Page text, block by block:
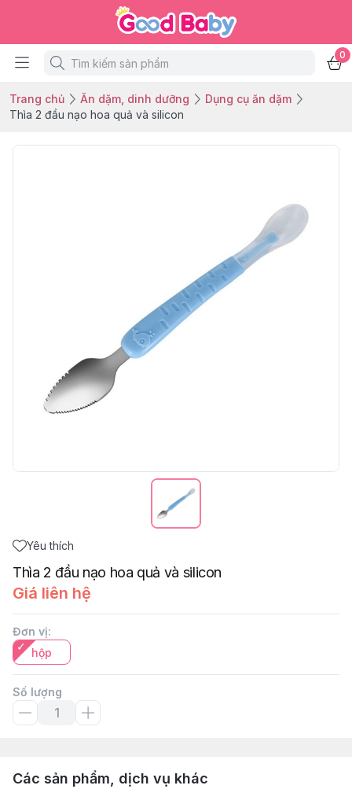
0
Trang chủ Ăn dặm, dinh dưỡng
Dụng cụ ăn dặm
Thìa 2 đầu nạo hoa quả và silicon
Yêu thích
Thìa 2 đầu nạo hoa quả và silicon
Giá liên hệ
Đơn vị:
hộp
Số lượng
Các sản phẩm, dịch vụ khác